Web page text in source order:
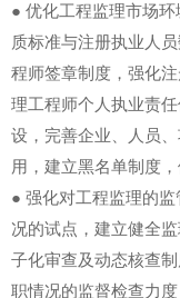
● 优化工程监理市场
质标准与注册执业人
程师签章制度，强化
理工程师个人执业责
设，完善企业、人员
用，建立黑名单制度
● 强化对工程监理的
况的试点，建立健全
子化审查及动态核查
职情况的监督检查力